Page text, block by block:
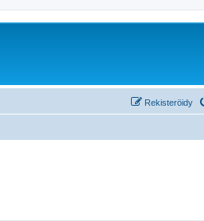
Rekisteröidy